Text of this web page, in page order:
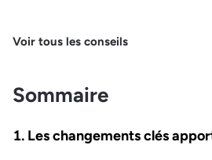
Voir tous les conseils
Sommaire
Les changements clés